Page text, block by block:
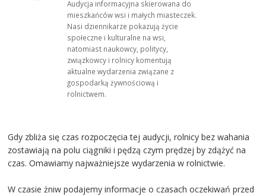
Audycja informacyjna skierowana do
mieszkańców wsi i małych miasteczek.
Nasi dziennikarze pokazują życie
społeczne i kulturalne na wsi,
natomiast naukowcy, politycy,
związkowcy i rolnicy komentują
aktualne wydarzenia związane z
gospodarką żywnościową i
rolnictwem.
Gdy zbliża się czas rozpoczęcia tej audycji, rolnicy bez wahania
zostawiają na polu ciągniki i pędzą czym prędzej by zdążyć na
czas. Omawiamy najważniejsze wydarzenia w rolnictwie.
W czasie żniw podajemy informacje o czasach oczekiwań przed